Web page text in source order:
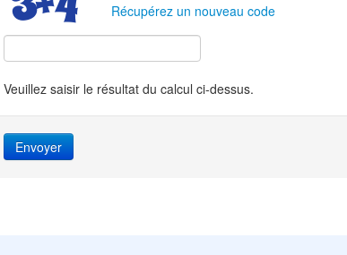
Récupérez un nouveau code
Veuillez saisir le résultat du calcul ci-dessus.
Envoyer